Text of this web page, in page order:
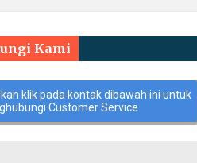
Kami
klik pada kontak dibawah ini untuk
Customer Service.